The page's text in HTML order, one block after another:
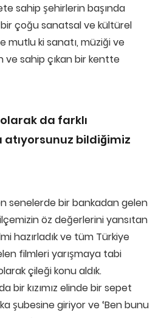
sahip şehirlerin başında
çoğu sanatsal ve kültürel
mutlu ki sanatı, müziği ve
sahip çıkan bir kentte
da farklı
bildiğimiz
senelerde bir bankadan gelen
öz değerlerini yansıtan
hazırladık ve tüm Türkiye
filmleri yarışmaya tabi
çileği konu aldık.
bir kızımız elinde bir sepet
şubesine giriyor ve ‘Ben bunu